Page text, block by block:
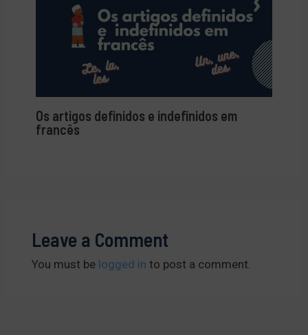
Os artigos definidos e indefinidos em
francês
Leave a Comment
You must be logged in to post a comment.